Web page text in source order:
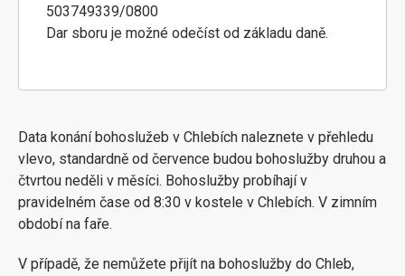
503749339/0800
Dar sboru je možné odečíst od základu daně.
Data konání bohoslužeb v Chlebích naleznete v přehledu
vlevo, standardně od července budou bohoslužby druhou a
čtvrtou neděli v měsíci. Bohoslužby probíhají v
pravidelném čase od 8:30 v kostele v Chlebích. V zimním
období na faře.
V případě, že nemůžete přijít na bohoslužby do Chleb,